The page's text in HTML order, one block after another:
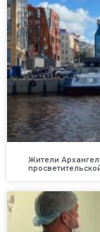
Жители